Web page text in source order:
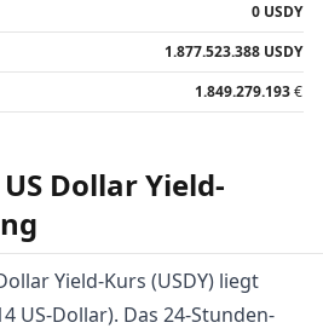
0 USDY
1.877.523.388 USDY
1.849.279.193€
Dollar Yield-
Yield-Kurs (USDY) liegt
US-Dollar). Das 24-Stunden-